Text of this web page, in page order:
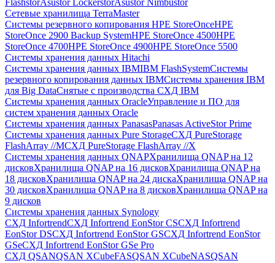
Сетевые хранилища TerraMaster
Системы резервного копирования HPE StoreOnceHPE
StoreOnce 2900 Backup SystemHPE StoreOnce 4500HPE
StoreOnce 4700HPE StoreOnce 4900HPE StoreOnce 5500
Системы хранения данных Hitachi
Системы хранения данных IBMIBM FlashSystemСистемы
резервного копирования данных IBMСистемы хранения IBM
для Big DataСнятые с производства СХД IBM
Системы хранения данных OracleУправление и ПО для
систем хранения данных Oracle
Системы хранения данных PanasasPanasas ActiveStor Prime
Системы хранения данных Pure StorageСХД PureStorage
FlashArray //MСХД PureStorage FlashArray //X
Системы хранения данных QNAPХранилища QNAP на 12
дисковХранилища QNAP на 16 дисковХранилища QNAP на
18 дисковХранилища QNAP на 24 дискаХранилища QNAP на
30 дисковХранилища QNAP на 8 дисковХранилища QNAP на
9 дисков
Системы хранения данных Synology
СХД InfortrendСХД Infortrend EonStor CSСХД Infortrend
EonStor DSСХД Infortrend EonStor GSСХД Infortrend EonStor
GSeСХД Infortrend EonStor GSe Pro
СХД QSANQSAN XCubeFASQSAN XCubeNASQSAN